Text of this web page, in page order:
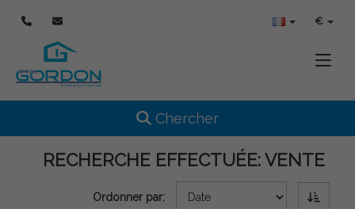
€
Toggle navigation
Chercher
RECHERCHE EFFECTUÉE:VENTE
Ordonner par: